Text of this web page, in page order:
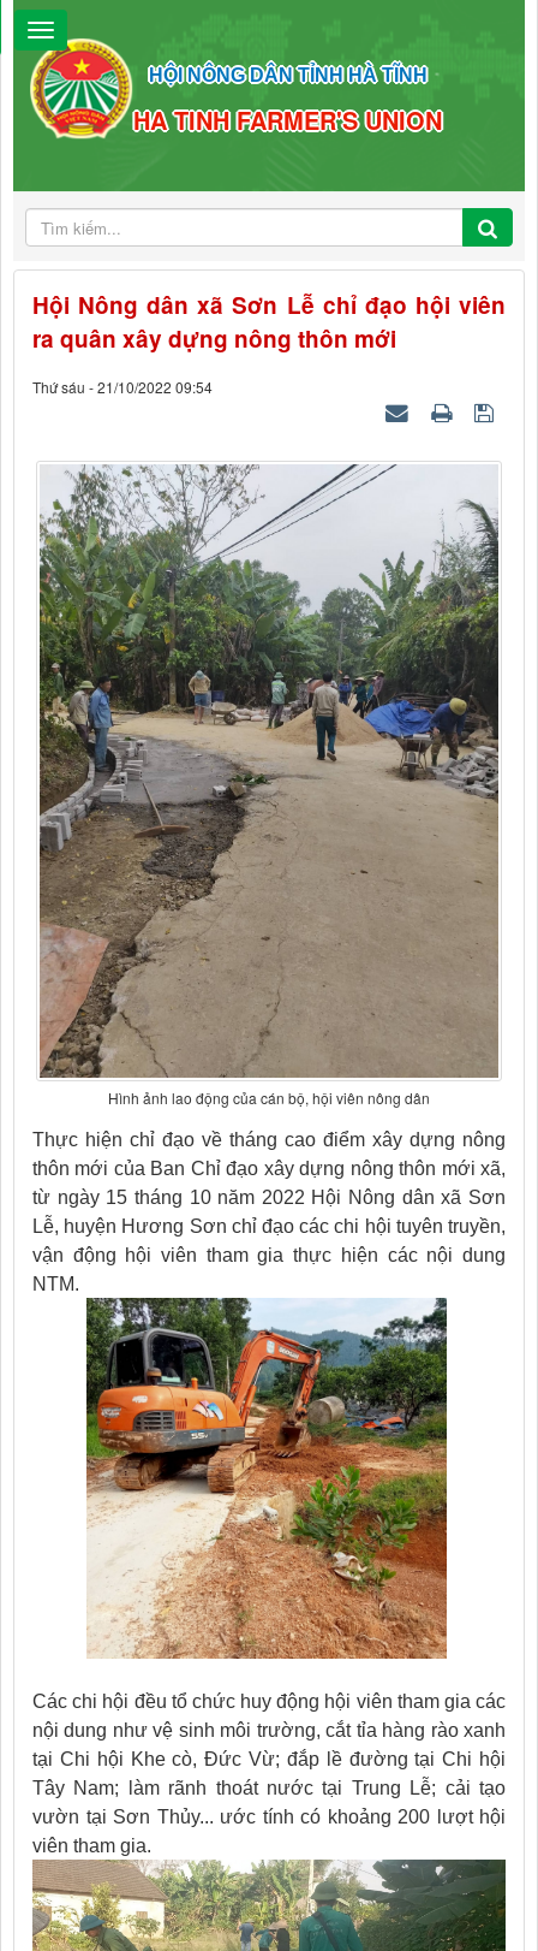
HỘI NÔNG DÂN TỈNH HÀ TĨNH
HA TINH FARMER'S UNION
Hội Nông dân xã Sơn Lễ chỉ đạo hội viên
ra quân xây dựng nông thôn mới
Thứ sáu - 21/10/2022 09:54
Hình ảnh lao động của cán bộ, hội viên nông dân
Thực hiện chỉ đạo về tháng cao điểm xây dựng nông
thôn mới của Ban Chỉ đạo xây dựng nông thôn mới xã,
từ ngày 15 tháng 10 năm 2022 Hội Nông dân xã Sơn
Lễ, huyện Hương Sơn chỉ đạo các chi hội tuyên truyền,
vận động hội viên tham gia thực hiện các nội dung
NTM.
Các chi hội đều tổ chức huy động hội viên tham gia các
nội dung như vệ sinh môi trường, cắt tỉa hàng rào xanh
tại Chi hội Khe cò, Đức Vừ; đắp lề đường tại Chi hội
Tây Nam; làm rãnh thoát nước tại Trung Lễ; cải tạo
vườn tại Sơn Thủy... ước tính có khoảng 200 lượt hội
viên tham gia.